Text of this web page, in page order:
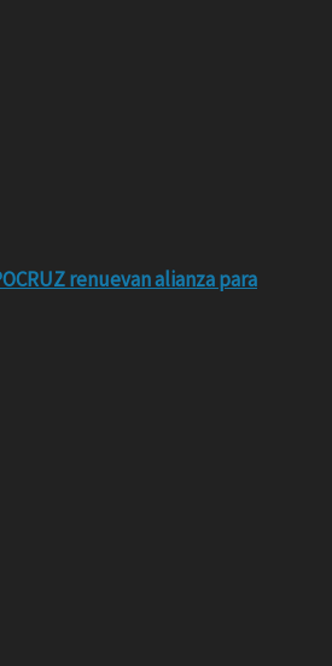
renuevan alianza para